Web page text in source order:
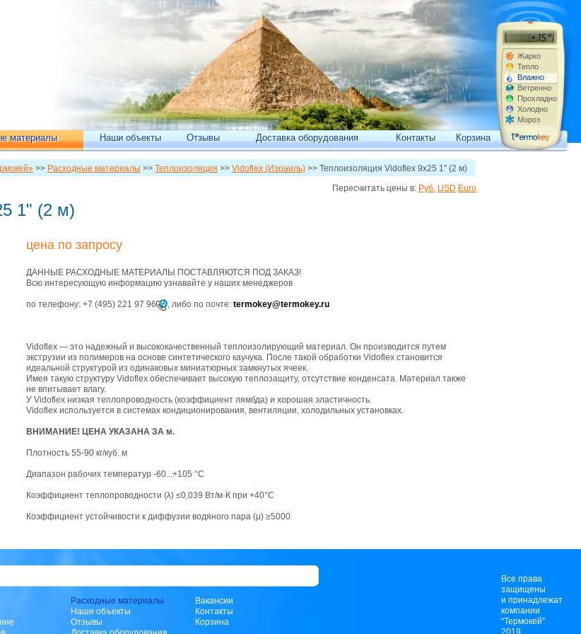
Жарко
Тепло
Влажно
Ветренно
Прохладно
Холодно
Мороз
материалы Наши объекты Отзывы Доставка оборудования Контакты Корзина
>> Расходные материалы >> Теплоизоляция >> Vidoflex (Израиль) >> Теплоизоляция Vidoflex 9х25 1" (2 м)
Пересчитать цены в: Руб. USD Euro
1" (2 м)
цена по запросу
ДАННЫЕ РАСХОДНЫЕ МАТЕРИАЛЫ ПОСТАВЛЯЮТСЯ ПОД ЗАКАЗ!
Всю интересующую информацию узнавайте у наших менеджеров
по телефону: +7 (495) 221 97 96 , либо по почте: termokey@termokey.ru
Vidoflex — это надежный и высококачественный теплоизолирующий материал. Он производится путем
экструзии из полимеров на основе синтетического каучука. После такой обработки Vidoflex становится
идеальной структурой из одинаковых миниатюрных замкнутых ячеек.
Имея такую структуру Vidoflex обеспечивает высокую теплозащиту, отсутствие конденсата. Материал также
не впитывает влагу.
У Vidoflex низкая теплопроводность (коэффициент лямбда) и хорошая эластичность.
Vidoflex используется в системах кондиционирования, вентиляции, холодильных установках.
ВНИМАНИЕ! ЦЕНА УКАЗАНА ЗА м.
Плотность 55-90 кг/куб. м
Диапазон рабочих температур -60...+105 °С
Коэффициент теплопроводности (λ) ≤0,039 Вт/м·К при +40°С
Коэффициент устойчивости к диффузии водяного пара (μ) ≥5000
Расходные материалы
Наши объекты
Отзывы
Вакансии
Контакты
Корзина
Все права
защищены
и принадлежат
компании
“Термокей”
2019.